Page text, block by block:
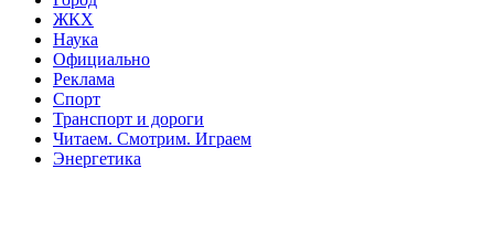
ЖКХ
Наука
Официально
Реклама
Спорт
Транспорт и дороги
Читаем. Смотрим. Играем
Энергетика